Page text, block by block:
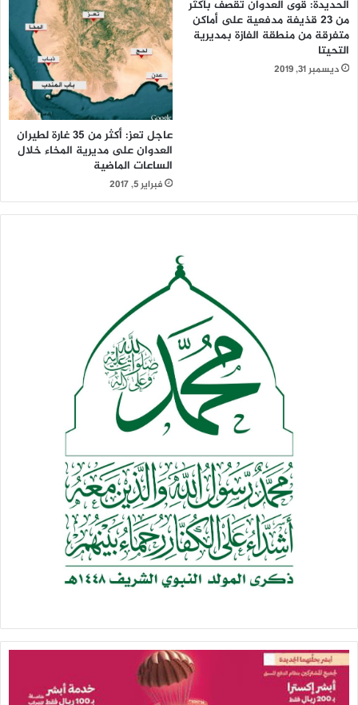
الحديدة: قوى العدوان تقصف بأكثر
من 23 قذيفة مدفعية على أماكن
متفرقة من منطقة الفازة بمديرية
التحيتا
ديسمبر 31, 2019
عاجل تعز: أكثر من 35 غارة لطيران
العدوان على مديرية المخاء خلال
الساعات الماضية
فبراير 5, 2017